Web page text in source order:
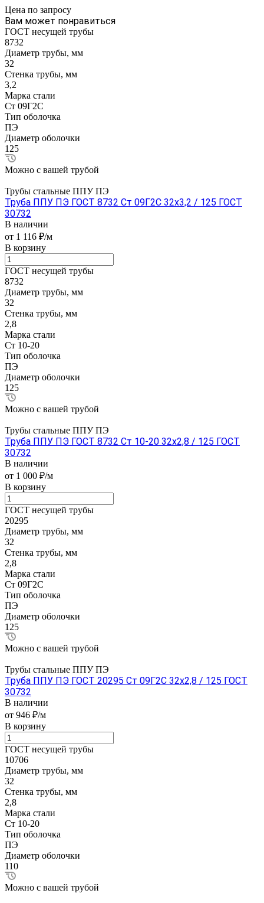
Цена по запросу
Вам может понравиться
ГОСТ несущей трубы
8732
Диаметр трубы, мм
32
Стенка трубы, мм
3,2
Марка стали
Ст 09Г2С
Тип оболочка
ПЭ
Диаметр оболочки
125
Можно с вашей трубой
Трубы стальные ППУ ПЭ
Труба ППУ ПЭ ГОСТ 8732 Ст 09Г2С 32x3,2 / 125 ГОСТ
30732
В наличии
от 1 116 ₽/м
В корзину
ГОСТ несущей трубы
8732
Диаметр трубы, мм
32
Стенка трубы, мм
2,8
Марка стали
Ст 10-20
Тип оболочка
ПЭ
Диаметр оболочки
125
Можно с вашей трубой
Трубы стальные ППУ ПЭ
Труба ППУ ПЭ ГОСТ 8732 Ст 10-20 32x2,8 / 125 ГОСТ
30732
В наличии
от 1 000 ₽/м
В корзину
ГОСТ несущей трубы
20295
Диаметр трубы, мм
32
Стенка трубы, мм
2,8
Марка стали
Ст 09Г2С
Тип оболочка
ПЭ
Диаметр оболочки
125
Можно с вашей трубой
Трубы стальные ППУ ПЭ
Труба ППУ ПЭ ГОСТ 20295 Ст 09Г2С 32x2,8 / 125 ГОСТ
30732
В наличии
от 946 ₽/м
В корзину
ГОСТ несущей трубы
10706
Диаметр трубы, мм
32
Стенка трубы, мм
2,8
Марка стали
Ст 10-20
Тип оболочка
ПЭ
Диаметр оболочки
110
Можно с вашей трубой